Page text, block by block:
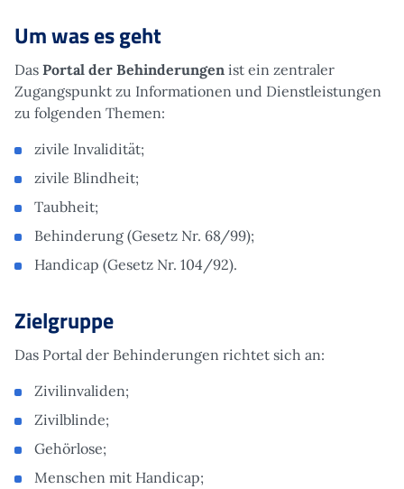
Um was es geht
Das Portal der Behinderungen ist ein zentraler
Zugangspunkt zu Informationen und Dienstleistungen
zu folgenden Themen:
zivile Invalidität;
zivile Blindheit;
Taubheit;
Behinderung (Gesetz Nr. 68/99);
Handicap (Gesetz Nr. 104/92).
Zielgruppe
Das Portal der Behinderungen richtet sich an:
Zivilinvaliden;
Zivilblinde;
Gehörlose;
Menschen mit Handicap;